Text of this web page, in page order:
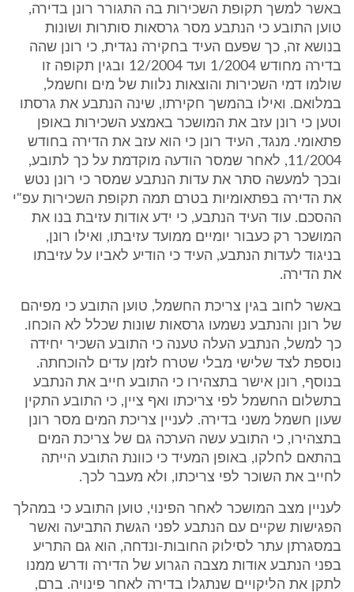
באשר למשך תקופת השכירות בה התגורר רונן בדירה,
טוען התובע כי הנתבע מסר גרסאות סותרות ושונות
בנושא זה, כך שפעם העיד בחקירה נגדית, כי רונן שהה
בדירה מחודש 1/2004 ועד 12/2004 ובגין תקופה זו
שולמו דמי השכירות והוצאות נלוות של מים וחשמל,
במלואם. ואילו בהמשך חקירתו, שינה הנתבע את גרסתו
וטען כי רונן עזב את המושכר באמצע השכירות באופן
פתאומי. מנגד, העיד רונן כי הוא עזב את הדירה בחודש
11/2004, לאחר שמסר הודעה מוקדמת על כך לתובע,
ובכך למעשה סתר את עדות הנתבע שמסר כי רונן נטש
את הדירה בפתאומיות בטרם תמה תקופת השכירות עפ"י
ההסכם. עוד העיד הנתבע, כי ידע אודות עזיבת בנו את
המושכר רק כעבור יומיים ממועד עזיבתו, ואילו רונן,
בניגוד לעדות הנתבע, העיד כי הודיע לאביו על עזיבתו
את הדירה.
באשר לחוב בגין צריכת החשמל, טוען התובע כי מפיהם
של רונן והנתבע נשמעו גרסאות שונות שכלל לא הוכחו.
כך למשל, הנתבע העלה טענה כי התובע השכיר יחידה
נוספת לצד שלישי מבלי שטרח לזמן עדים להוכחתה.
בנוסף, רונן אישר בתצהירו כי התובע חייב את הנתבע
בתשלום החשמל לפי צריכתו ואף ציין, כי התובע התקין
שעון חשמל משני בדירה. לעניין צריכת המים מסר רונן
בתצהירו, כי התובע עשה הערכה גם של צריכת המים
בהתאם לחלקו, באופן המעיד כי כוונת התובע הייתה
לחייב את השוכר לפי צריכתו, ולא מעבר לכך.
לעניין מצב המושכר לאחר הפינוי, טוען התובע כי במהלך
הפגישות שקיים עם הנתבע לפני הגשת התביעה ואשר
במסגרתן עתר לסילוק החובות-ונדחה, הוא גם התריע
בפני הנתבע אודות מצבה הגרוע של הדירה ודרש ממנו
לתקן את הליקויים שנתגלו בדירה לאחר פינויה. ברם,